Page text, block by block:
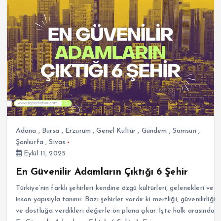
Adana , Bursa , Erzurum ,Genel Kültür , Gündem , Samsun ,
Şanlıurfa ,Sivas
Eylül 11, 2025
En Güvenilir Adamların Çıktığı 6 Şehir
Türkiye’nin farklı şehirleri kendine özgü kültürleri, gelenekleri ve
insan yapısıyla tanınır. Bazı şehirler vardır ki mertliği, güvenilirliği
ve dostluğa verdikleri değerle ön plana çıkar. İşte halk arasında